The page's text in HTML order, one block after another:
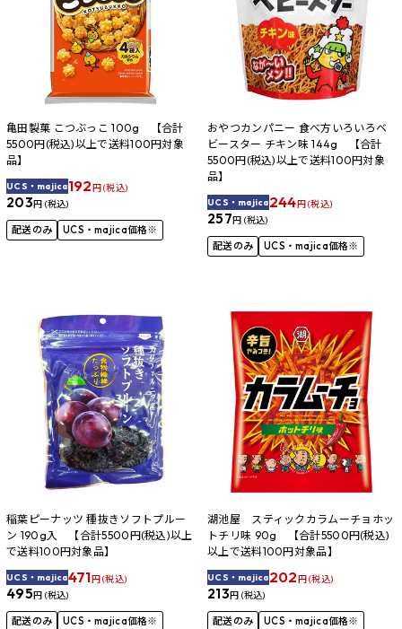
亀田製菓 こつぶっこ 100g 【合計
5500円(税込)以上で送料100円対象
品】
UCS・majica192円 (税込)
203円 (税込)
配送のみ UCS・majica価格※
おやつカンパニー 食べ方いろいろベ
ビースター チキン味 144g 【合計
5500円(税込)以上で送料100円対象
品】
UCS・majica244円 (税込)
257円 (税込)
配送のみ UCS・majica価格※
稲葉ピーナッツ 種抜きソフトプルー
ン 190g入 【合計5500円(税込)以上
で送料100円対象品】
UCS・majica471円 (税込)
495円 (税込)
配送のみ UCS・majica価格※
湖池屋 スティックカラムーチョホッ
トチリ味 90g 【合計5500円(税込)
以上で送料100円対象品】
UCS・majica202円 (税込)
213円 (税込)
配送のみ UCS・majica価格※